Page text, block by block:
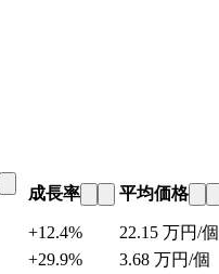
成長率 平均価格
+12.4% 22.15 万円/個
+29.9% 3.68 万円/個